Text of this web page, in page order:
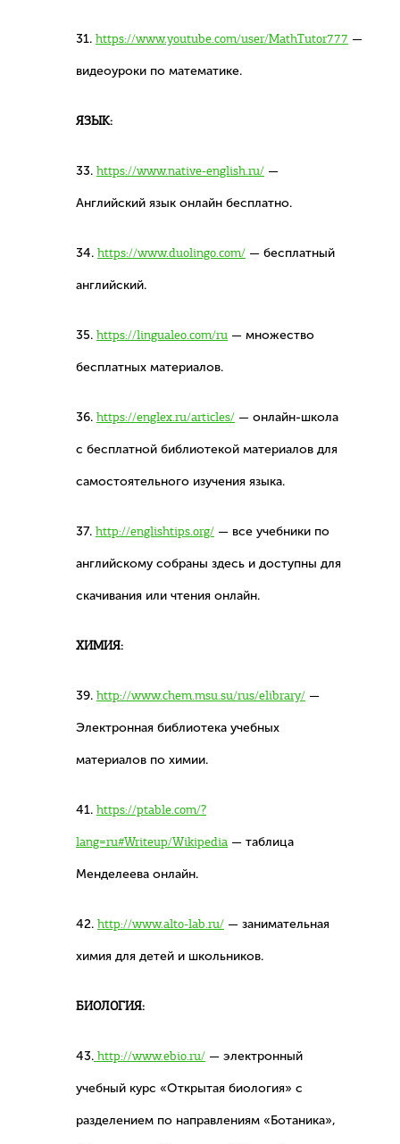
31. https://www.youtube.com/user/MathTutor777 —
видеоуроки по математике.
ЯЗЫК:
33. https://www.native-english.ru/ —
Английский язык онлайн бесплатно.
34. https://www.duolingo.com/ — бесплатный
английский.
35. https://lingualeo.com/ru — множество
бесплатных материалов.
36. https://englex.ru/articles/ — онлайн-школа
с бесплатной библиотекой материалов для
самостоятельного изучения языка.
37. http://englishtips.org/ — все учебники по
английскому собраны здесь и доступны для
скачивания или чтения онлайн.
ХИМИЯ:
39. http://www.chem.msu.su/rus/elibrary/ —
Электронная библиотека учебных
материалов по химии.
41. https://ptable.com/?
lang=ru#Writeup/Wikipedia — таблица
Менделеева онлайн.
42. http://www.alto-lab.ru/ — занимательная
химия для детей и школьников.
БИОЛОГИЯ:
43. http://www.ebio.ru/ — электронный
учебный курс «Открытая биология» с
разделением по направлениям «Ботаника»,